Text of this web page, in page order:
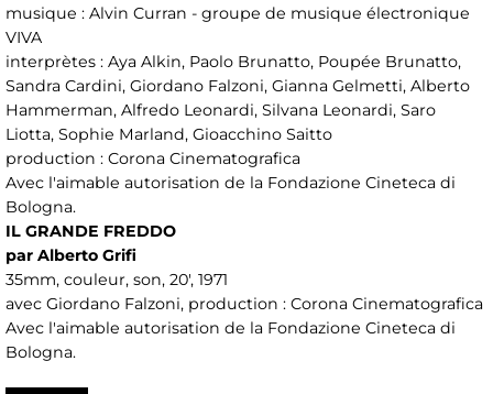
musique : Alvin Curran - groupe de musique électronique
VIVA
interprètes : Aya Alkin, Paolo Brunatto, Poupée Brunatto,
Sandra Cardini, Giordano Falzoni, Gianna Gelmetti, Alberto
Hammerman, Alfredo Leonardi, Silvana Leonardi, Saro
Liotta, Sophie Marland, Gioacchino Saitto
production : Corona Cinematografica
Avec l'aimable autorisation de la Fondazione Cineteca di
Bologna.
IL GRANDE FREDDO
par Alberto Grifi
35mm, couleur, son, 20', 1971
avec Giordano Falzoni, production : Corona Cinematografica
Avec l'aimable autorisation de la Fondazione Cineteca di
Bologna.